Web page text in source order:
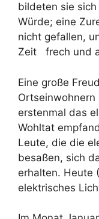
bildeten sie
Würde; eine
nicht gefallen,
Zeit frech und
Eine große
erstenmal das
Wohltat
Leute, die die
besaßen, sich
erhalten. Heute
elektrisches